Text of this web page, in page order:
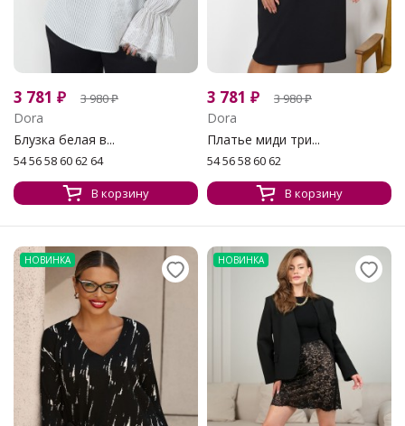
3 781 ₽ 3 980₽
Dora
Блузка белая в...
54 56 58 60 62 64
В корзину
3 781 ₽ 3 980₽
Dora
Платье миди три...
54 56 58 60 62
В корзину
НОВИНКА НОВИНКА